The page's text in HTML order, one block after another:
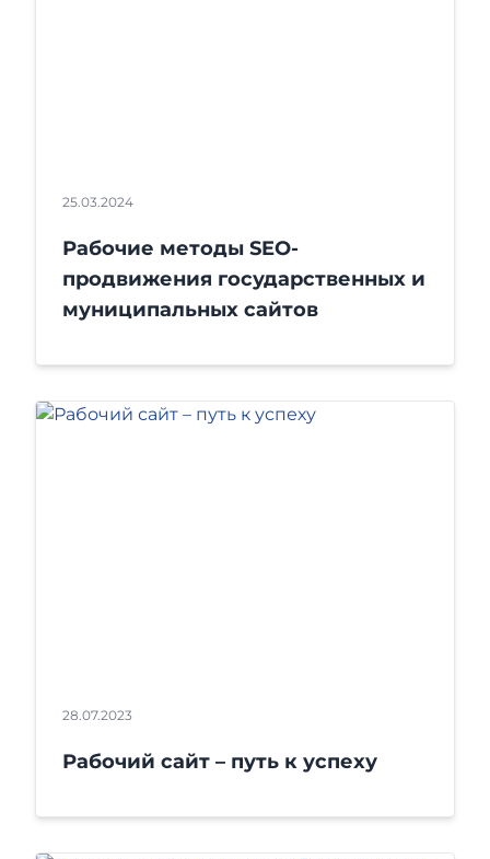
25.03.2024
Рабочие методы SEO-
продвижения государственных и
муниципальных сайтов
28.07.2023
Рабочий сайт – путь к успеху